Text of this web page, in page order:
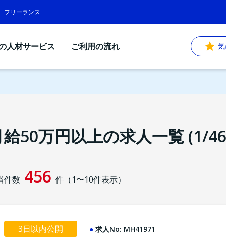
フリーランス
人材サービス ご利用の流れ
50万円以上の求人一覧 (1/
件数 456 件（1〜10件表示）
3日以内公開 求人No: MH41971